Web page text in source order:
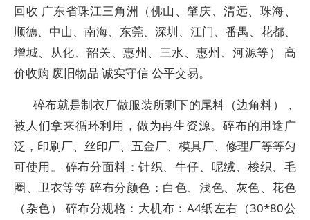
回收 广东省珠江三角洲（佛山、肇庆、清远、珠海、
顺德、中山、南海、东莞、深圳、江门、番禺、花都、
增城、从化、韶关、惠州、三水、惠州、河源等） 高
价收购 废旧物品 诚实守信 公平交易。
碎布就是制衣厂做服装所剩下的尾料（边角料），
被人们拿来循环利用，做为再生资源。碎布的用途广
泛，印刷厂、丝印厂、五金厂、模具厂、修理厂等等匀
可使用。 碎布分面料：针织、牛仔、呢绒、梭织、毛
圈、卫衣等等 碎布分颜色：白色、浅色、灰色、花色
（杂色） 碎布分规格：大机布：A4纸左右（30*80公